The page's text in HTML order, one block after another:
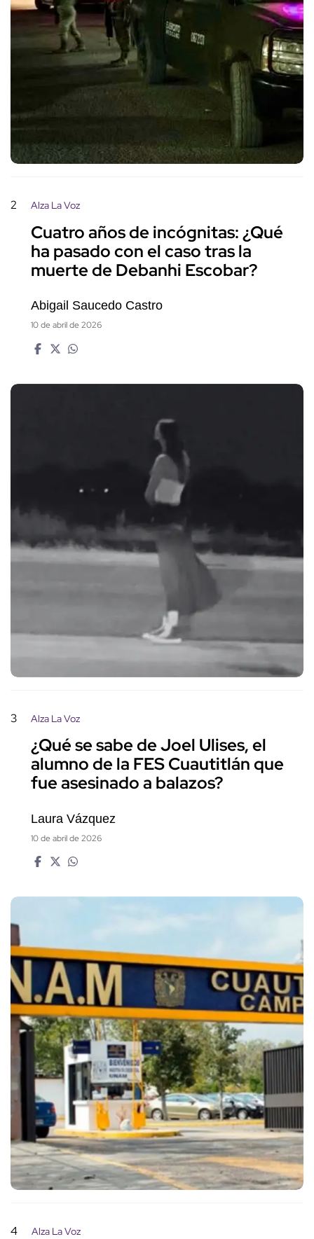
2 Alza La Voz
Cuatro años de incógnitas: ¿Qué
ha pasado con el caso tras la
muerte de Debanhi Escobar?
Abigail Saucedo Castro
10 de abril de 2026
3 Alza La Voz
¿Qué se sabe de Joel Ulises, el
alumno de la FES Cuautitlán que
fue asesinado a balazos?
Laura Vázquez
10 de abril de 2026
4 Alza La Voz